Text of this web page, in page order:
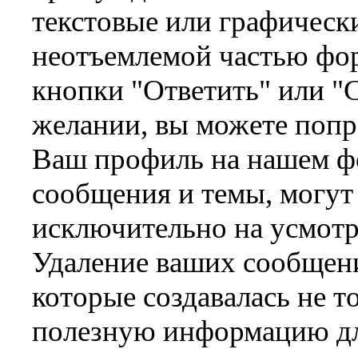
текстовые или
неотъемлемой частью
кнопки "Ответить" или
желании, вы можете
Ваш профиль на нашем
сообщения и темы,
исключительно на
Удаление ваших
которые создавалась не
полезную информацию